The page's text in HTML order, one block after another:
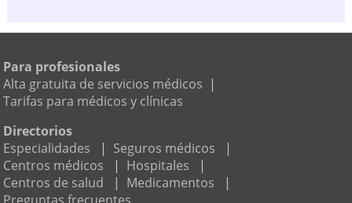
Para profesionales
Alta gratuita de servicios médicos |
Tarifas para médicos y clínicas
Directorios
Especialidades
| Seguros médicos
|
Centros médicos
| Hospitales
|
Centros de salud
| Medicamentos
|